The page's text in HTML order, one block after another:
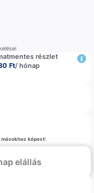
részlet
Ft/ hónap
képest!
elállás